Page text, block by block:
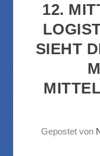
12.
SIEHT
Gepostet von